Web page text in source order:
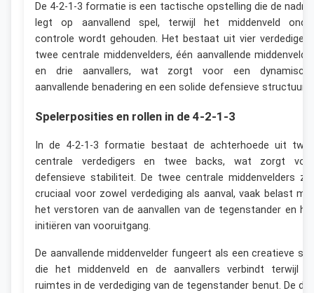
De 4-2-1-3 formatie is een tactische opstelling die de
legt op aanvallend spel, terwijl het middenveld
controle wordt gehouden. Het bestaat uit vier
twee centrale middenvelders, één aanvallende
en drie aanvallers, wat zorgt voor een
aanvallende benadering en een solide defensieve structuur.
Spelerposities en rollen in de 4-2-1-3
In de 4-2-1-3 formatie bestaat de achterhoede uit
centrale verdedigers en twee backs, wat zorgt
defensieve stabiliteit. De twee centrale middenvelders
cruciaal voor zowel verdediging als aanval, vaak belast
het verstoren van de aanvallen van de tegenstander en
initiëren van vooruitgang.
De aanvallende middenvelder fungeert als een creatieve
die het middenveld en de aanvallers verbindt terwijl
ruimtes in de verdediging van de tegenstander benut. De